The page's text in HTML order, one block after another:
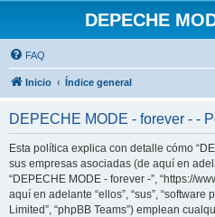
DEPECHE
FAQ
Inicio Índice general
DEPECHE MODE - forever - -
Esta política explica con detalle cómo
sus empresas asociadas (de aquí en
“DEPECHE MODE - forever -”, “https://
aquí en adelante “ellos”, “sus”, “software
Limited”, “phpBB Teams”) emplean